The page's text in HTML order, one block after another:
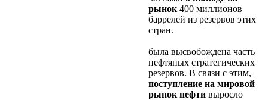
рынок 400 миллионов
баррелей из резервов этих
стран.
была высвобождена часть
нефтяных стратегических
резервов. В связи с этим,
поступление на мировой
рынок нефти выросло